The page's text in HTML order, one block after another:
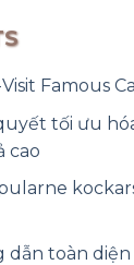
Famous
tối ưu
cao
dẫn toàn